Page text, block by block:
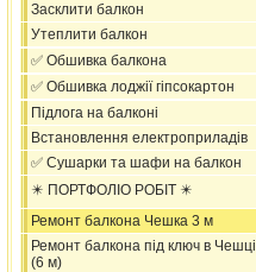
Засклити балкон
Утеплити балкон
✅ Обшивка балкона
✅ Обшивка лоджії гіпсокартон
Підлога на балконі
Встановлення електроприладів
✅ Сушарки та шафи на балкон
✴️ ПОРТФОЛІО РОБІТ ✴️
Ремонт балкона Чешка 3 м
Ремонт балкона під ключ в Чешці
(6 м)